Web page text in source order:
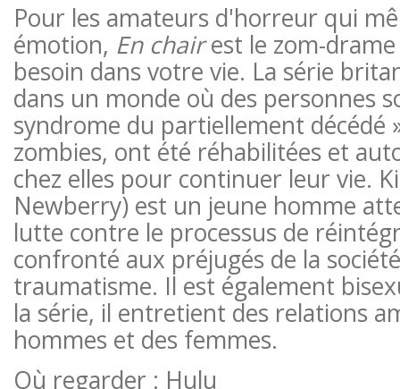
Pour les amateurs d'horreur qui
émotion, En chairest le zom-
besoin dans votre vie. La série
dans un monde où des personnes
syndrome du partiellement décédé
zombies, ont été réhabilitées et
chez elles pour continuer leur vie.
Newberry) est un jeune homme
lutte contre le processus de
confronté aux préjugés de la
traumatisme. Il est également
la série, il entretient des relations
hommes et des femmes.
Où regarder : Hulu